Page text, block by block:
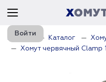
Войти
Главная Каталог
Хомут червячный Clamp